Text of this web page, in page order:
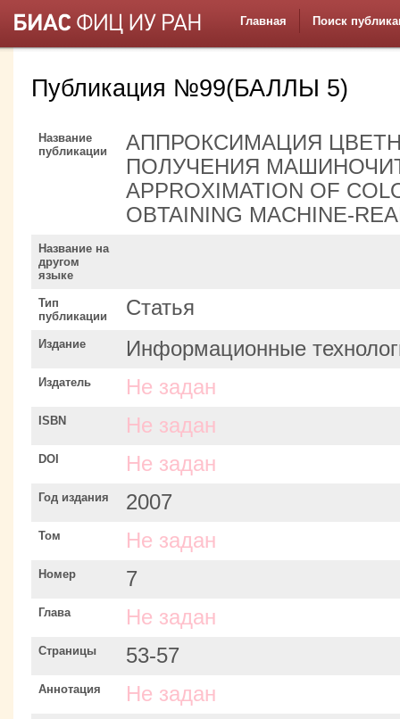
Главная Поиск
Публикация №99(БАЛЛЫ 5)
Название
публикации
АППРОКСИМАЦИЯ
ПОЛУЧЕНИЯ
APPROXIMATION OF
OBTAINING MACHINE-
Название на
другом
языке
Тип
публикации
Статья
Издание Информационные
Издатель Не задан
ISBN Не задан
DOI Не задан
Год издания 2007
Том Не задан
Номер 7
Глава Не задан
Страницы 53-57
Аннотация Не задан